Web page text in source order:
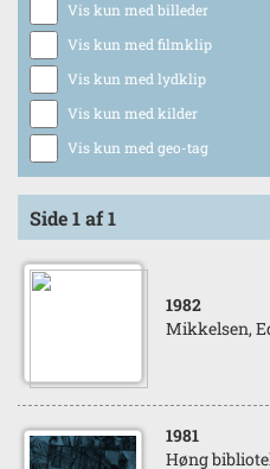
Vis kun med billeder
Vis kun med filmklip
Vis kun med lydklip
Vis kun med kilder
Vis kun med geo-tag
Side 1 af 1
1982
Mikkelsen,
1981
Høng